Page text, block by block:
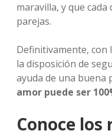
maravilla, y que cada
parejas.
Definitivamente, con
la disposición de
ayuda de una buena
amor puede ser
Conoce